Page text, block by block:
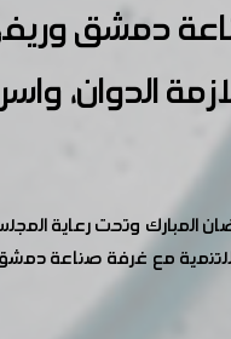
دمشق
المبارك وتحت